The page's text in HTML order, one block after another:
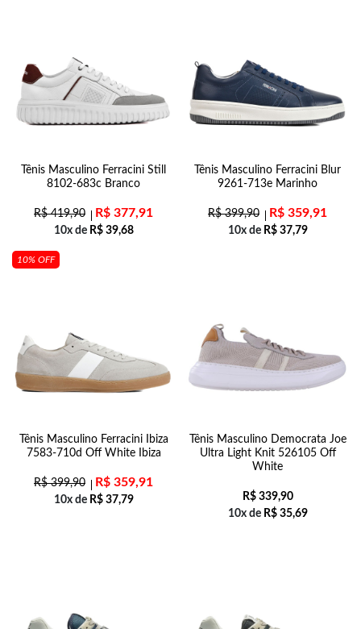
Tênis Masculino Ferracini Still
8102-683c Branco
R$419,90 R$ 377,91
10x de R$39,68
Tênis Masculino Ferracini Blur
9261-713e Marinho
R$399,90 R$ 359,91
10x de R$37,79
10% OFF
Tênis Masculino Ferracini Ibiza
7583-710d Off White Ibiza
R$399,90 R$ 359,91
10x de R$37,79
Tênis Masculino Democrata Joe
Ultra Light Knit 526105 Off
White
R$339,90
10x de R$35,69